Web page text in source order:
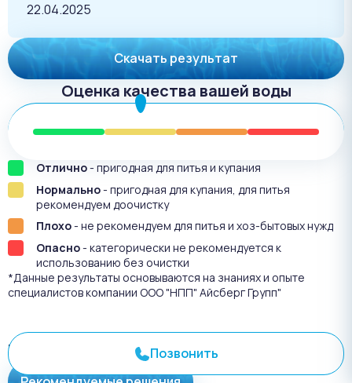
22.04.2025
Скачать результат
Оценка качества вашей воды
Отлично- пригодная для питья и купания
Нормально- пригодная для купания, для питья
рекомендуем доочистку
Плохо- не рекомендуем для питья и хоз-бытовых нужд
Опасно- категорически не рекомендуется к
использованию без очистки
*Данные результаты основываются на знаниях и опыте
специалистов компании ООО "НПП" Айсберг Групп"
Результат анализа №3375
Позвонить